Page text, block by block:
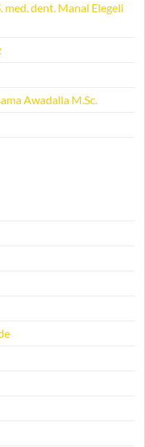
dent. Manal Elegeli
Awadalla M.Sc.